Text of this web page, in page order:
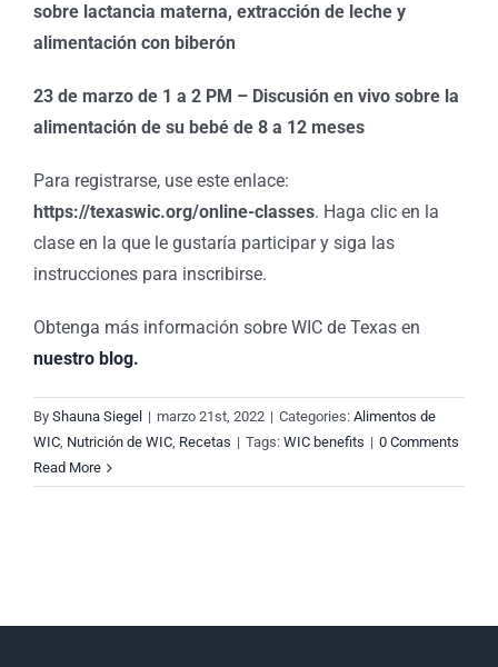
sobre lactancia materna, extracción de leche y
alimentación con biberón
23 de marzo de 1 a 2 PM – Discusión en vivo sobre la
alimentación de su bebé de 8 a 12 meses
Para registrarse, use este enlace:
https://texaswic.org/online-classes. Haga clic en la
clase en la que le gustaría participar y siga las
instrucciones para inscribirse.
Obtenga más información sobre WIC de Texas en
nuestro blog.
By Shauna Siegel | marzo 21st, 2022 | Categories: Alimentos de
WIC, Nutrición de WIC, Recetas | Tags: WIC benefits | 0 Comments
Read More